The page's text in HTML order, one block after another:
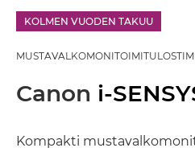
KOLMEN VUODEN TAKUU
Canon i-
Kompakti